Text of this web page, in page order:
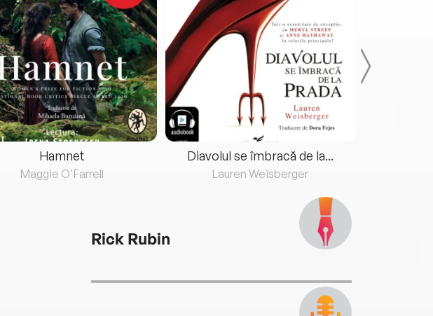
Hamnet
Maggie O'Farrell
Diavolul se îmbracă de la...
Lauren Weisberger
Rick Rubin